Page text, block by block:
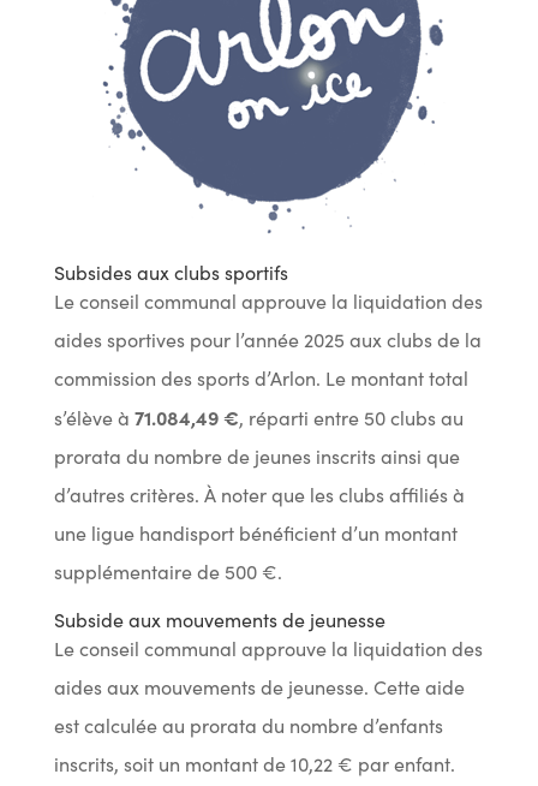
Subsides aux clubs sportifs
Le conseil communal approuve la liquidation des
aides sportives pour l’année 2025 aux clubs de la
commission des sports d’Arlon. Le montant total
s’élève à 71.084,49 €, réparti entre 50 clubs au
prorata du nombre de jeunes inscrits ainsi que
d’autres critères. À noter que les clubs affiliés à
une ligue handisport bénéficient d’un montant
supplémentaire de 500 €.
Subside aux mouvements de jeunesse
Le conseil communal approuve la liquidation des
aides aux mouvements de jeunesse. Cette aide
est calculée au prorata du nombre d’enfants
inscrits, soit un montant de 10,22 € par enfant.